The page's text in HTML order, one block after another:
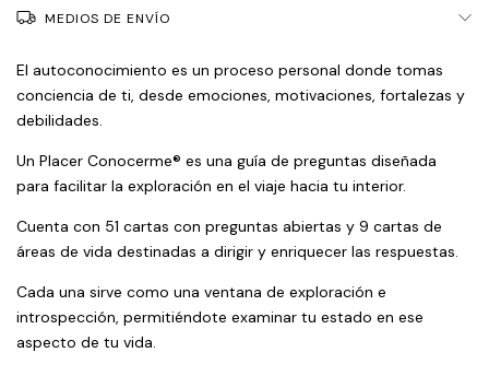
MEDIOS DE ENVÍO
El autoconocimiento es un proceso personal donde tomas
conciencia de ti, desde emociones, motivaciones, fortalezas y
debilidades.
Un Placer Conocerme® es una guía de preguntas diseñada
para facilitar la exploración en el viaje hacia tu interior.
Cuenta con 51 cartas con preguntas abiertas y 9 cartas de
áreas de vida destinadas a dirigir y enriquecer las respuestas.
Cada una sirve como una ventana de exploración e
introspección, permitiéndote examinar tu estado en ese
aspecto de tu vida.